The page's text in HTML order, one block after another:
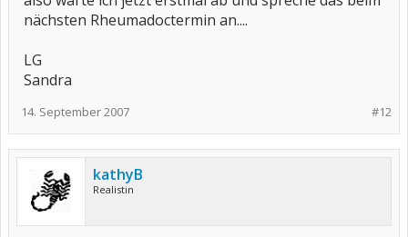
nächsten Rheumadoctermin an....
LG
Sandra
#12
14. September 2007
kathyB
Realistin